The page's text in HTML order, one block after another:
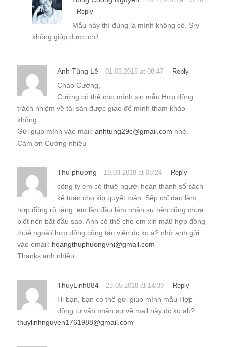
- Reply
Mẫu này thì đúng là mình không có. Sry
không giúp được chị!
Anh Tùng Lê 01.03.2018 at 08:47 - Reply
Chào Cường,
Cường có thể cho mình xin mẫu Hợp đồng
trách nhiệm về tài sản được giao để mình tham khảo
không.
Gửi giúp mình vào mail: anhtung29c@gmail.com nhé.
Cảm ơn Cường nhiều
Thu phương 19.03.2018 at 08:24 - Reply
công ty em có thuê người hoàn thành sổ sách
kế toán cho kịp quyết toán. Sếp chỉ đạo làm
hợp đồng rõ ràng. em lần đầu làm nhân sự nên cũng chưa
biết nên bắt đầu sao. Anh có thể cho em xin mâũ hợp đồng
thuê ngoài/ hợp đồng cộng tác viên đc ko ạ? nhờ anh gửi
vào email: hoangthuphuongvni@gmail.com
Thanks anh nhiều
ThuyLinh884 23.05.2018 at 14:39 - Reply
Hi bạn, bạn có thể gửi giúp mình mẫu Hợp
đồng tư vấn nhân sự về mail này đc ko ah?
thuylinhnguyen1761988@gmail.com